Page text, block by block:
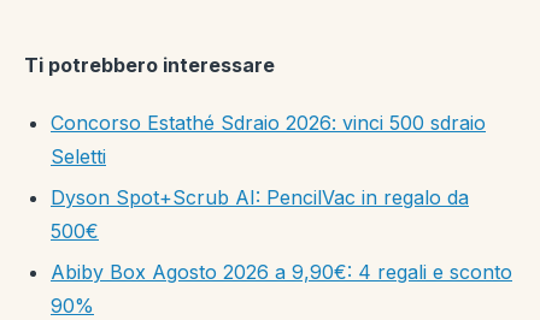
Ti potrebbero interessare
Concorso Estathé Sdraio 2026: vinci 500 sdraio
Seletti
Dyson Spot+Scrub AI: PencilVac in regalo da
500€
Abiby Box Agosto 2026 a 9,90€: 4 regali e sconto
90%